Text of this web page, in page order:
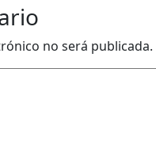
no será publicada.